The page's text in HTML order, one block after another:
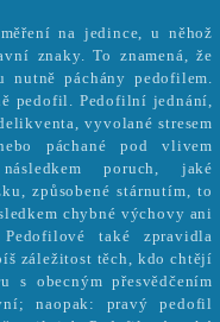
na jedince, u něhož
znaky. To znamená, že
nutně páchány pedofilem.
pedofil. Pedofilní jednání,
vyvolané stresem
páchané pod vlivem
poruch, jaké
způsobené stárnutím, to
chybné výchovy ani
také zpravidla
záležitost těch, kdo chtějí
obecným přesvědčením
naopak: pravý pedofil